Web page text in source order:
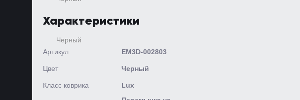
Характеристики
Артикул EM3D-002803
Цвет Черный
Класс коврика Lux